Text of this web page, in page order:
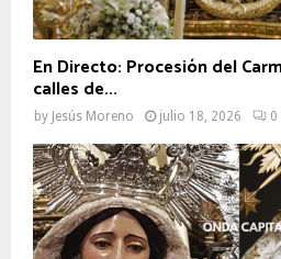
En Directo: Procesión del
calles de...
by Jesús Moreno julio 18, 2026 0